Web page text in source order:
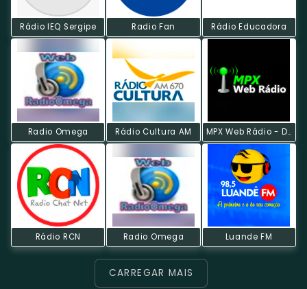
Rádio IEQ Sergipe Radio Fan Rádio Educadora
Radio Omega Rádio Cultura AM MPX Web Rádio - Dancemix
Rádio RCN Radio Omega Luande FM
CARREGAR MAIS